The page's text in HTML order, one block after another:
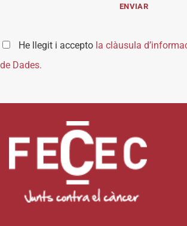
He llegit i accepto la clàusula
de Dades.